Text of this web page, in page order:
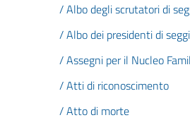
/ Albo degli scrutatori di
/ Albo dei presidenti di
/ Assegni per il Nucleo
/ Atti di riconoscimento
/ Atto di morte